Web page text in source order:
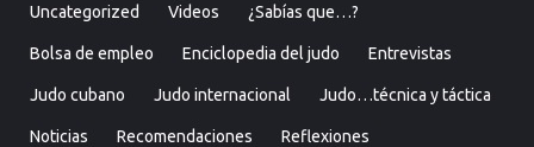
Uncategorized Videos ¿Sabías que…?
Bolsa de empleo Enciclopedia del judo Entrevistas
Judo cubano Judo internacional Judo…técnica y táctica
Noticias Recomendaciones Reflexiones